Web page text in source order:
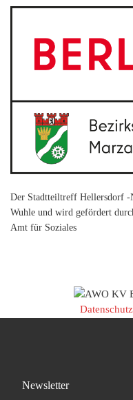
Der Stadtteiltreff Hellersdorf -
Wuhle und wird gefördert
Amt für Soziales
Newsletter